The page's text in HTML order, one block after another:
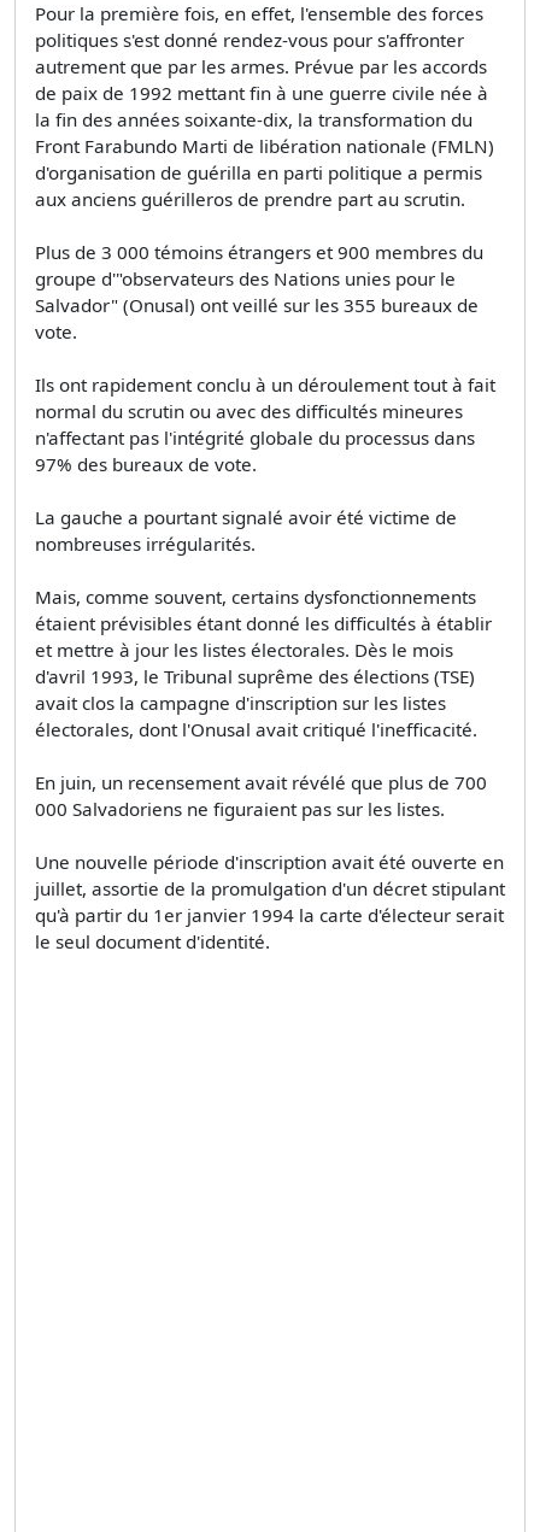
Pour la première fois, en effet, l'ensemble des forces
politiques s'est donné rendez-vous pour s'affronter
autrement que par les armes. Prévue par les accords
de paix de 1992 mettant fin à une guerre civile née à
la fin des années soixante-dix, la transformation du
Front Farabundo Marti de libération nationale (FMLN)
d'organisation de guérilla en parti politique a permis
aux anciens guérilleros de prendre part au scrutin.
Plus de 3 000 témoins étrangers et 900 membres du
groupe d'"observateurs des Nations unies pour le
Salvador" (Onusal) ont veillé sur les 355 bureaux de
vote.
Ils ont rapidement conclu à un déroulement tout à fait
normal du scrutin ou avec des difficultés mineures
n'affectant pas l'intégrité globale du processus dans
97% des bureaux de vote.
La gauche a pourtant signalé avoir été victime de
nombreuses irrégularités.
Mais, comme souvent, certains dysfonctionnements
étaient prévisibles étant donné les difficultés à établir
et mettre à jour les listes électorales. Dès le mois
d'avril 1993, le Tribunal suprême des élections (TSE)
avait clos la campagne d'inscription sur les listes
électorales, dont l'Onusal avait critiqué l'inefficacité.
En juin, un recensement avait révélé que plus de 700
000 Salvadoriens ne figuraient pas sur les listes.
Une nouvelle période d'inscription avait été ouverte en
juillet, assortie de la promulgation d'un décret stipulant
qu'à partir du 1er janvier 1994 la carte d'électeur serait
le seul document d'identité.